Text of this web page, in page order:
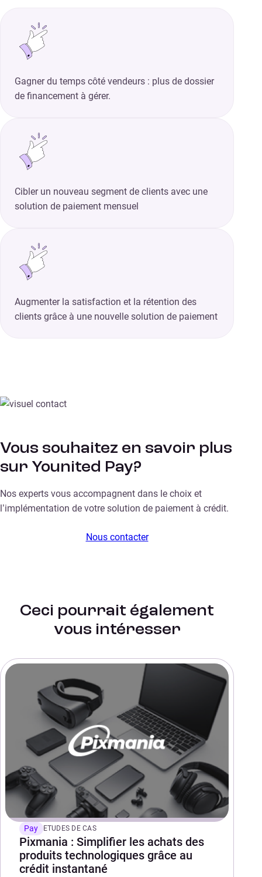
Gagner du temps côté vendeurs : plus de dossier
de financement à gérer.
Cibler un nouveau segment de clients avec une
solution de paiement mensuel
Augmenter la satisfaction et la rétention des
clients grâce à une nouvelle solution de paiement
Vous souhaitez en savoir plus
sur Younited Pay?
Nos experts vous accompagnent dans le choix et
l’implémentation de votre solution de paiement à crédit.
Nous contacter
Ceci pourrait également
vous intéresser
Pay ETUDES DE CAS
Pixmania : Simplifier les achats des
produits technologiques grâce au
crédit instantané